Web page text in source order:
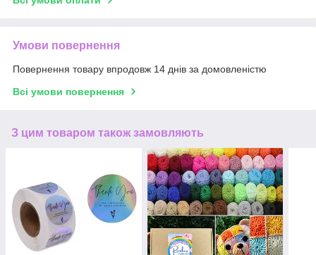
Умови повернення
Повернення товару впродовж 14 днів за домовленістю
Всі умови повернення
З цим товаром також замовляють